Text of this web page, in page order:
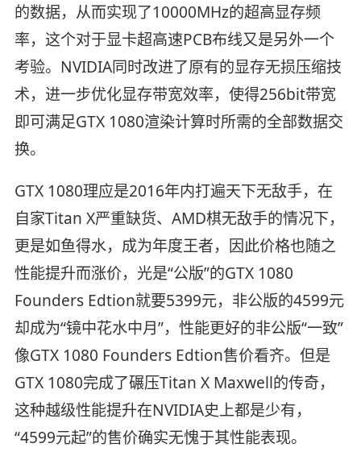
的数据，从而实现了10000MHz的超高显存频
率，这个对于显卡超高速PCB布线又是另外一个
考验。NVIDIA同时改进了原有的显存无损压缩技
术，进一步优化显存带宽效率，使得256bit带宽
即可满足GTX 1080渲染计算时所需的全部数据交
换。
GTX 1080理应是2016年内打遍天下无敌手，在
自家Titan X严重缺货、AMD棋无敌手的情况下，
更是如鱼得水，成为年度王者，因此价格也随之
性能提升而涨价，光是“公版”的GTX 1080
Founders Edtion就要5399元，非公版的4599元
却成为“镜中花水中月”，性能更好的非公版“一致”
像GTX 1080 Founders Edtion售价看齐。但是
GTX 1080完成了碾压Titan X Maxwell的传奇，
这种越级性能提升在NVIDIA史上都是少有，
“4599元起”的售价确实无愧于其性能表现。